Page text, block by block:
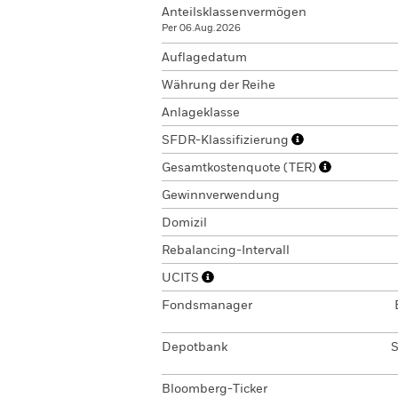
Anteilsklassenvermögen
Per 06.Aug.2026
Auflagedatum
Währung der Reihe
Anlageklasse
SFDR-Klassifizierung
Gesamtkostenquote (TER)
Gewinnverwendung
Domizil
Rebalancing-Intervall
UCITS
Fondsmanager
Depotbank
Bloomberg-Ticker